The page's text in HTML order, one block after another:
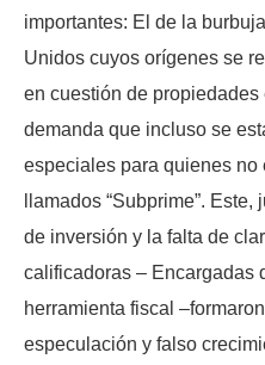
importantes: El de la
Unidos cuyos orígenes se
en cuestión de propiedades
demanda que incluso se
especiales para quienes no
llamados “Subprime”.
de inversión y la falta de
calificadoras – Encargadas
herramienta fiscal
especulación y falso